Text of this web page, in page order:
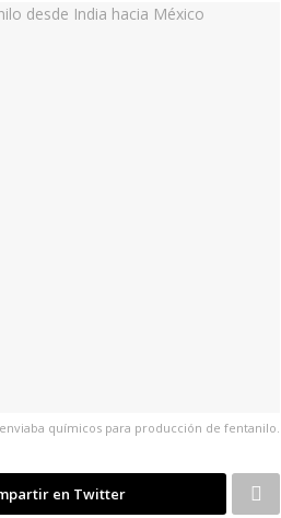
químicos para producción de fentanilo.
en Twitter